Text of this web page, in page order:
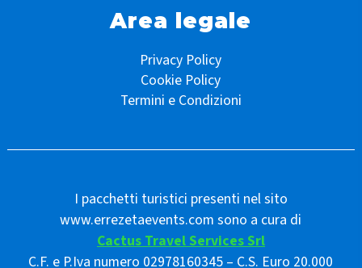
Area legale
Privacy Policy
Cookie Policy
Termini e Condizioni
I pacchetti turistici presenti nel sito
www.errezetaevents.com sono a cura di
Cactus Travel Services Srl
C.F. e P.Iva numero 02978160345 – C.S. Euro 20.000